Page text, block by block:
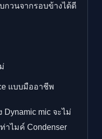
กวนจากรอบข้างได้ดี
แบบมืออาชีพ
Dynamic mic จะไม่
าไมค์ Condenser